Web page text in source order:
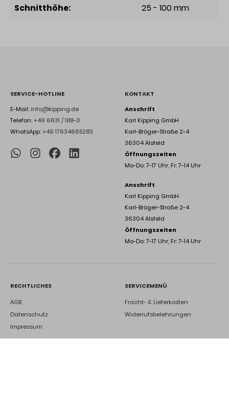
Schnitthöhe:
25 - 100 mm
SERVICE-HOTLINE
E-Mail:info@kipping.de
Telefon:+49 6631 / 188-0
WhatsApp:+49 17634665283
KONTAKT
Anschrift
Karl Kipping GmbH
Karl-Bröger-Straße 2-4
36304 Alsfeld
Öffnungszeiten
Mo-Do: 7-17 Uhr, Fr: 7-14 Uhr
Anschrift
Karl Kipping GmbH
Karl-Bröger-Straße 2-4
36304 Alsfeld
Öffnungszeiten
Mo-Do: 7-17 Uhr, Fr: 7-14 Uhr
RECHTLICHES
AGB
Datenschutz
Impressum
SERVICEMENÜ
Fracht- & Lieferkosten
Widerrufsbelehrungen